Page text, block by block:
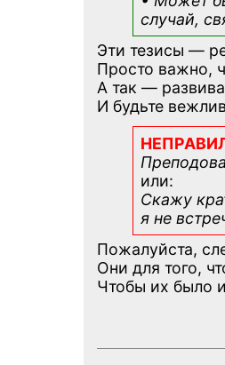
случай,
Эти тезисы —
Просто важно,
А так —
И будьте
или:
Скажу
я не
Пожалуйста,
Они для того,
Чтобы их было